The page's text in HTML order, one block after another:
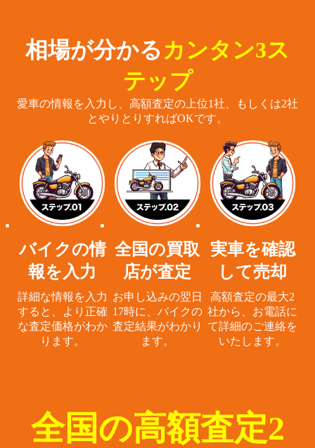
相場が分かるカンタン3ス
テップ
愛車の情報を入力し、高額査定の上位1社、もしくは2社
とやりとりすればOKです。
バイクの情
報を入力
詳細な情報を入力
すると、
より正確
な査定価格がわか
ります。
全国の買取
店が査定
お申し込みの翌日
17時に、 バイクの
査定結果がわかり
ます。
実車を確認
して売却
高額査定の最大2
社から、 お電話に
て詳細のご連絡を
いたします。
全国の高額査定2